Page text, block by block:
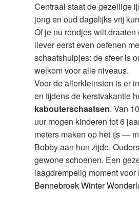
Centraal staat de gezellige
jong en oud dagelijks vrij
Of je nu rondjes wilt draaien
liever eerst even oefenen
schaatshulpjes: de sfeer is
welkom voor alle niveaus.
Voor de allerkleinsten is er
en tijdens de kerstvakantie
kabouterschaatsen. Van
uur mogen kinderen tot 6
meters maken op het ijs —
Bobby aan hun zijde.
gewone schoenen. Een
laagdrempelig moment voor
Bennebroek Winter